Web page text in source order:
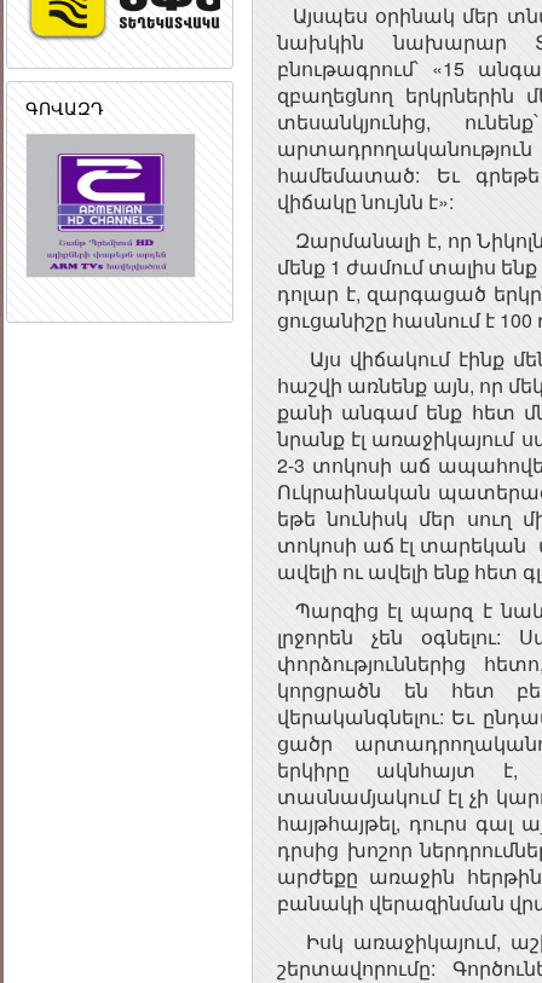
ԳՈՎԱԶԴ
Այսպես օրինակ մեր
նախկին նախարար
բնութագրում՝ «15
զբաղեցնող երկրներին
տեսանկյունից,
համեմատած: Եւ գրեթե
վիճակը նույնն է»:
Զարմանալի է, որ Նիկոլն
մենք 1 ժամում տալիս
դոլար է, զարգացած
ցուցանիշը հասնում է 100
Այս վիճակում էինք
հաշվի առնենք այն, որ
քանի անգամ ենք հետ
նրանք էլ առաջիկայում
2-3 տոկոսի աճ
Ուկրաինական
եթե նունիսկ մեր սուղ
տոկոսի աճ էլ
ավելի ու ավելի ենք հետ
Պարզից էլ պարզ է
լրջորեն չեն օգնելու:
փորձություններից
կորցրածն են հետ
վերականգնելու: Եւ
ցածր
երկիրը ակնհայտ
տասնամյակում էլ չի
հայթհայթել, դուրս գալ
դրսից խոշոր
արժեքը առաջին
բանակի վերազինման
Իսկ առաջիկայում,
շերտավորումը: